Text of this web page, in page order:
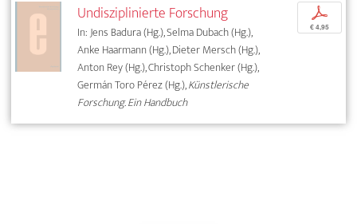
Undisziplinierte Forschung
In: Jens Badura (Hg.), Selma Dubach (Hg.),
Anke Haarmann (Hg.), Dieter Mersch (Hg.),
Anton Rey (Hg.), Christoph Schenker (Hg.),
Germán Toro Pérez (Hg.),Künstlerische
Forschung. Ein Handbuch
p
€ 4,95